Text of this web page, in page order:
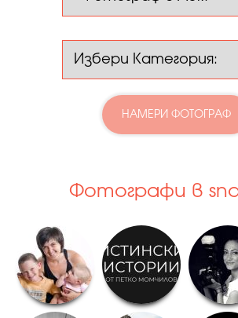
НАМЕРИ ФОТОГРАФ
Фотографи в